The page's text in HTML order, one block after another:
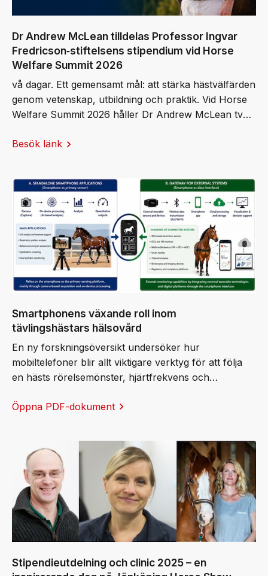
Dr Andrew McLean tilldelas Professor Ingvar
Fredricson‑stiftelsens stipendium vid Horse
Welfare Summit 2026
vå dagar. Ett gemensamt mål: att stärka hästvälfärden
genom vetenskap, utbildning och praktik. Vid Horse
Welfare Summit 2026 håller Dr Andrew McLean två
Fredricson-stiftelsens stipendium.
Besök länk
Smartphonens växande roll inom
tävlingshästars hälsovård
En ny forskningsöversikt undersöker hur
mobiltelefoner blir allt viktigare verktyg för att följa
en hästs rörelsemönster, hjärtfrekvens och
internationella tävlingskrav. Ett av de system som lyfts
vidare på decennier av svensk forskning inom
hästbiomekanik, som professor Ingvar Fredricson en
gång lade grunden till.
Öppna PDF-dokument
Stipendieutdelning och clinic 2025 – en